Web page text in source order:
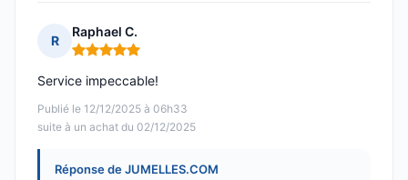
R
Raphael C.
Note : 5 sur 5
Publié le 12/12/2025 à 06h33
suite à un achat du 02/12/2025
Service impeccable!
Réponse de JUMELLES.COM